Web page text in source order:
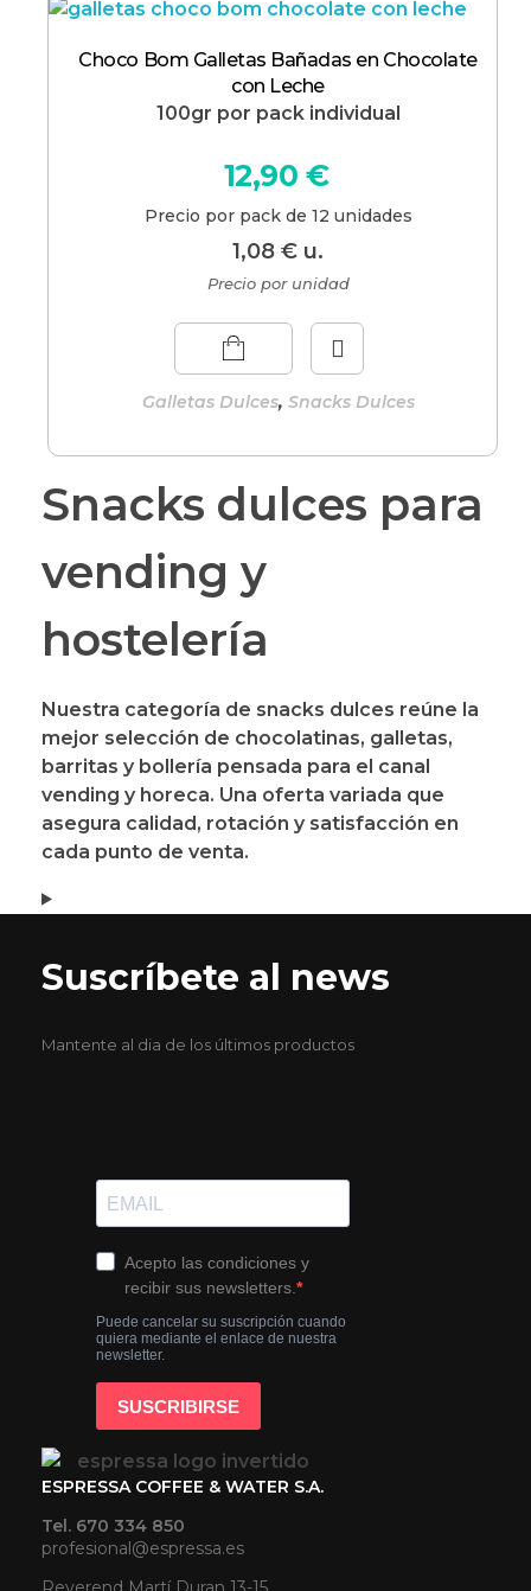
Choco Bom Galletas Bañadas en Chocolate
con Leche
100gr por pack individual
1,08€ u.
12,90 €
Precio por pack de 12 unidades
Galletas Dulces, Snacks Dulces
Precio por unidad
Snacks dulces para
vending y
hostelería
Nuestra categoría de snacks dulces reúne la
mejor selección de chocolatinas, galletas,
barritas y bollería pensada para el canal
vending y horeca. Una oferta variada que
asegura calidad, rotación y satisfacción en
cada punto de venta.
Suscríbete al news
Mantente al dia de los últimos productos
ESPRESSA COFFEE & WATER S.A.
Tel. 670 334 850
profesional@espressa.es